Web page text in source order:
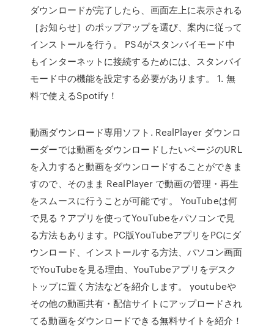
ダウンロードが完了したら、画面左上に表示される
［お知らせ］のポップアップを選び、案内に従って
インストールを行う。 PS4がスタンバイモード中
もインターネットに接続するためには、スタンバイ
モード中の機能を設定する必要があります。 1. 無
料で使えるSpotify！
動画ダウンロード専用ソフト. RealPlayer ダウンロ
ーダーでは動画をダウンロードしたいページのURL
を入力すると動画をダウンロードすることができま
すので、そのまま RealPlayer で動画の管理・再生
をスムースに行うことが可能です。 YouTubeは何
で見る？アプリを使ってYouTubeをパソコンで見
る方法もあります。PC版YouTubeアプリをPCにダ
ウンロード、インストールする方法、パソコン画面
でYouTubeを見る理由、YouTubeアプリをデスク
トップに置く方法などを紹介します。 youtubeや
その他の動画共有・配信サイトにアップロードされ
てる動画をダウンロードできる無料サイトを紹介！